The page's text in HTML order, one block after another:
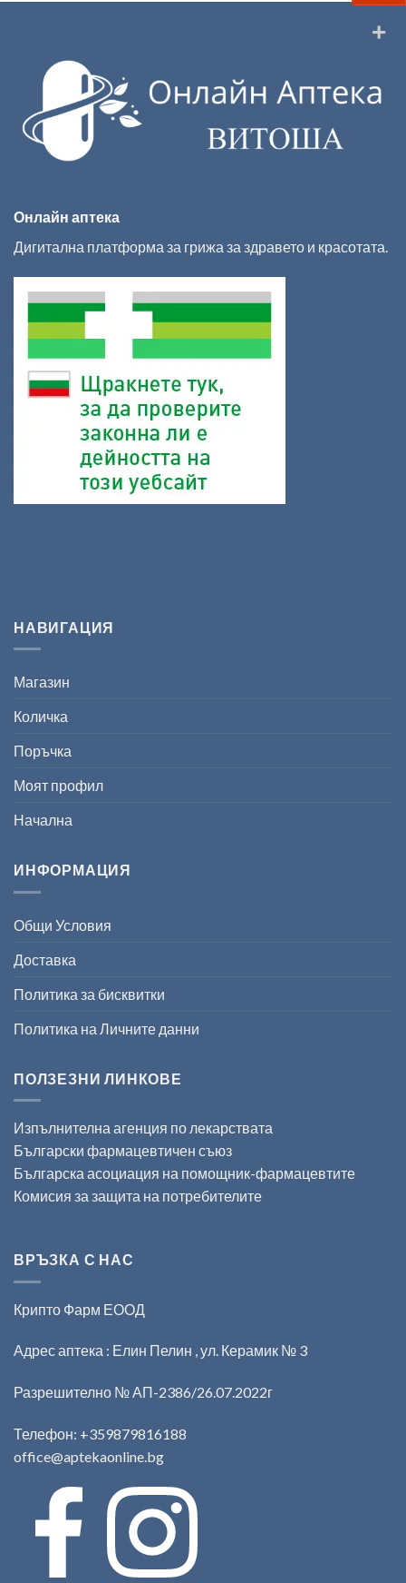
Онлайн аптека
Дигитална платформа за грижа за здравето и красотата.
НАВИГАЦИЯ
Магазин
Количка
Поръчка
Моят профил
Начална
ИНФОРМАЦИЯ
Общи Условия
Доставка
Политика за бисквитки
Политика на Личните данни
ПОЛЗЕЗНИ ЛИНКОВЕ
Изпълнителна агенция по лекарствата
Български фармацевтичен съюз
Българска асоциация на помощник-фармацевтите
Комисия за защита на потребителите
ВРЪЗКА С НАС
Крипто Фарм ЕООД
Адрес аптека : Елин Пелин , ул. Керамик № 3
Разрешително № АП-2386/26.07.2022г
Телефон: +359879816188
office@aptekaonline.bg